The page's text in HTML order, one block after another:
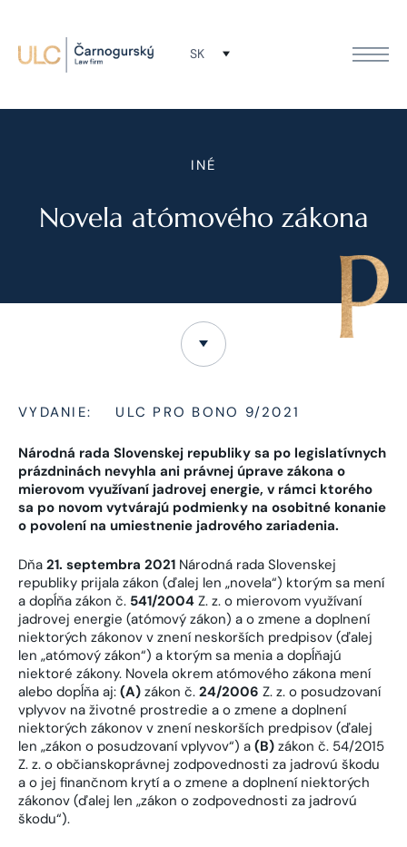
SK
INÉ
Novela atómového zákona
VYDANIE: ULC PRO BONO 9/2021
Národná rada Slovenskej republiky sa po legislatívnych
prázdninách nevyhla ani právnej úprave zákona o
mierovom využívaní jadrovej energie, v rámci ktorého
sa po novom vytvárajú podmienky na osobitné konanie
o povolení na umiestnenie jadrového zariadenia.
Dňa 21. septembra 2021 Národná rada Slovenskej
republiky prijala zákon (ďalej len „novela“) ktorým sa mení
a dopĺňa zákon č. 541/2004 Z. z. o mierovom využívaní
jadrovej energie (atómový zákon) a o zmene a doplnení
niektorých zákonov v znení neskorších predpisov (ďalej
len „atómový zákon“) a ktorým sa menia a dopĺňajú
niektoré zákony. Novela okrem atómového zákona mení
alebo dopĺňa aj: (A) zákon č. 24/2006 Z. z. o posudzovaní
vplyvov na životné prostredie a o zmene a doplnení
niektorých zákonov v znení neskorších predpisov (ďalej
len „zákon o posudzovaní vplyvov“) a (B) zákon č. 54/2015
Z. z. o občianskoprávnej zodpovednosti za jadrovú škodu
a o jej finančnom krytí a o zmene a doplnení niektorých
zákonov (ďalej len „zákon o zodpovednosti za jadrovú
škodu“).